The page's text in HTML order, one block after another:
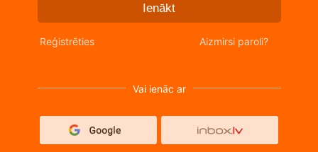
Ienākt
Reģistrēties Aizmirsi paroli?
Vai ienāc ar